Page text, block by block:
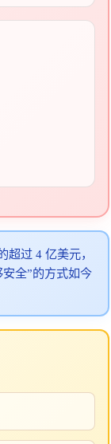
超过 4 亿美元，
全”的方式如今